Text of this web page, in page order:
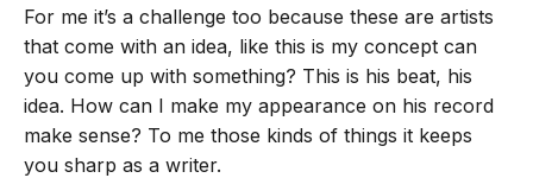
For me it’s a challenge too because these are artists
that come with an idea, like this is my concept can
you come up with something? This is his beat, his
idea. How can I make my appearance on his record
make sense? To me those kinds of things it keeps
you sharp as a writer.